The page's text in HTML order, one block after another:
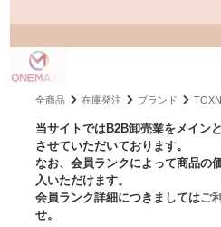
全商品 在庫発注 ブランド
当サイトではB2B卸売業をメイン
させていただいております。
なお、会員ランクによって商品の
入いただけます。
会員ランク詳細につきましてはご
せ。